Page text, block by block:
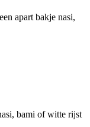
apart bakje nasi,
bami of witte rijst